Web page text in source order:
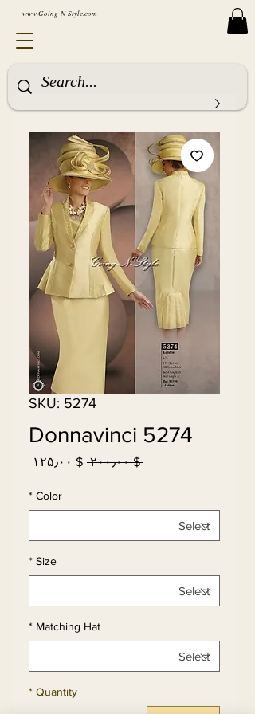
www.Going-N-Style.com
SKU: 5274
Donnavinci 5274
$ ۲۰۰٫۰۰
Regular
$ ۱۲۵٫۰۰
Color
*
Size
*
Matching Hat
*
Quantity
*